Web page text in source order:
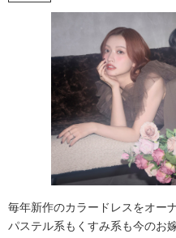
毎年新作のカラードレスをオー
パステル系もくすみ系も今のお